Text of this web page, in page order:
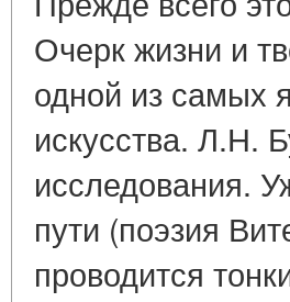
Очерк жизни и
одной из самых
искусства. Л.Н.
исследования.
пути (поэзия
проводится